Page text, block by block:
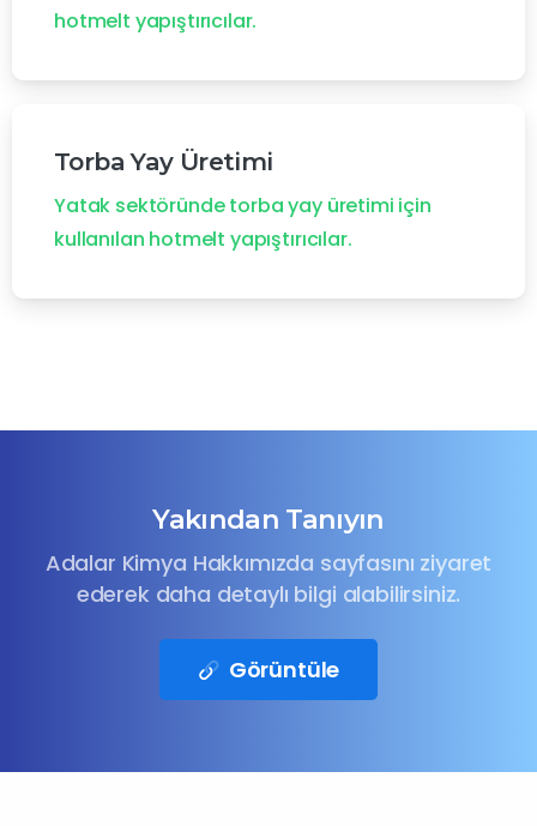
hotmelt yapıştırıcılar.
Torba Yay Üretimi
Yatak sektöründe torba yay üretimi için
kullanılan hotmelt yapıştırıcılar.
Yakından Tanıyın
Adalar Kimya Hakkımızda sayfasını ziyaret
ederek daha detaylı bilgi alabilirsiniz.
Görüntüle